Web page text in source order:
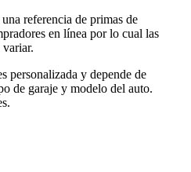
referencia de primas de
en línea por lo cual las
variar.
personalizada y depende de
de garaje y modelo del auto.